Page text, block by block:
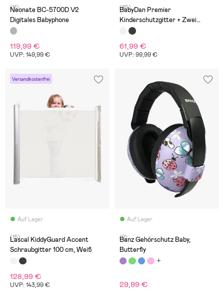
(11)
Neonate BC-5700D V2
Digitales Babyphone
119,99 €
UVP: 149,99 €
(85)
BabyDan Premier
Kinderschutzgitter + Zwei
Verlängerungen, Weiß
61,99 €
UVP: 99,99 €
Versandkostenfrei
Auf Lager
(15)
Lascal KiddyGuard Accent
Schraubgitter 100 cm, Weiß
128,99 €
UVP: 143,99 €
Auf Lager
(2)
Banz Gehörschutz Baby,
Butterfly
29,99 €